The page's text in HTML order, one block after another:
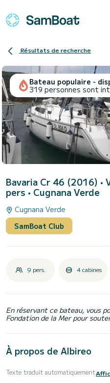
Résultats de recherche
Bateau populaire -
319 personnes sont
Bavaria Cr 46 (2016) •
pers • Cugnana Verde
Cugnana Verde
SamBoat Club
9 pers. 4 cabines
En réservant ce bateau, vous
Fondation de la Mer pour
À propos de Albireo
Texte traduit automatiquement